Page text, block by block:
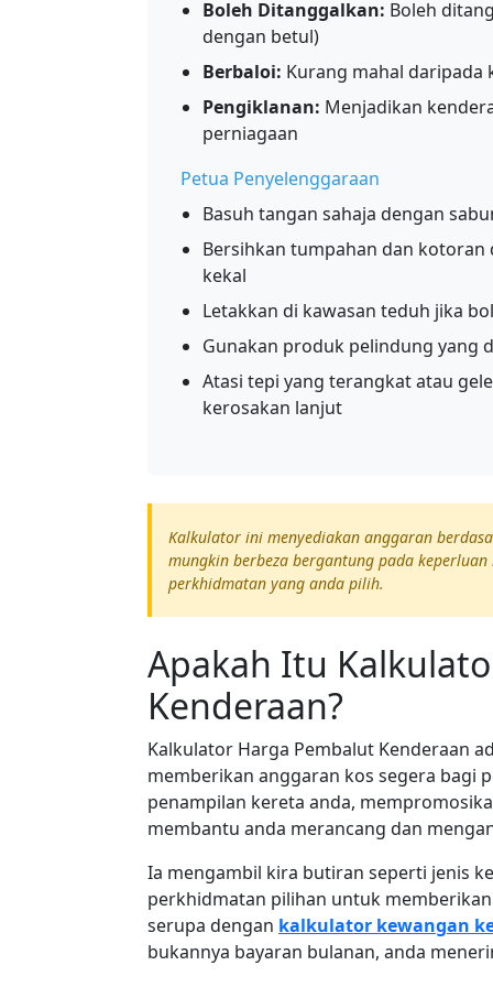
Boleh Ditanggalkan: Boleh
dengan betul)
Berbaloi: Kurang mahal daripada
Pengiklanan: Menjadikan
perniagaan
Petua Penyelenggaraan
Basuh tangan sahaja dengan
Bersihkan tumpahan dan
kekal
Letakkan di kawasan teduh jika
Gunakan produk pelindung yang
Atasi tepi yang terangkat atau
kerosakan lanjut
Kalkulator ini menyediakan anggaran
mungkin berbeza bergantung pada
perkhidmatan yang anda pilih.
Apakah Itu
Kenderaan?
Kalkulator Harga Pembalut Kenderaan
memberikan anggaran kos segera bagi
penampilan kereta anda,
membantu anda merancang dan
Ia mengambil kira butiran seperti jenis
perkhidmatan pilihan untuk
serupa dengan kalkulator kewangan
bukannya bayaran bulanan, anda